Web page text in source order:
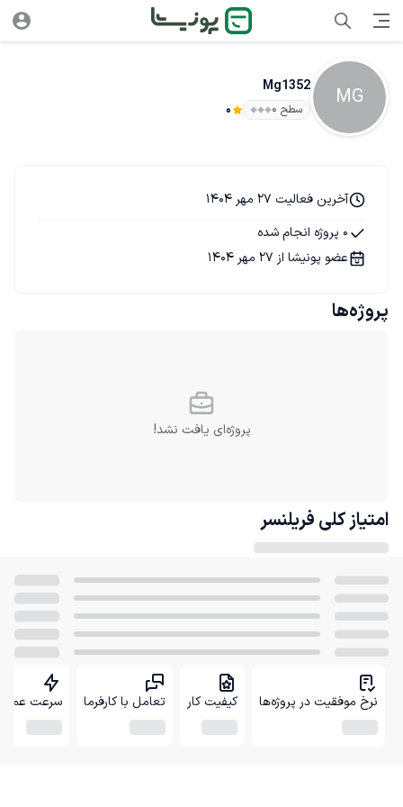
MG
Mg1352
سطح ۰ 0
آخرین فعالیت 27 مهر 1404
0 پروژه انجام شده
عضو پونیشا از 27 مهر 1404
پروژه‌ها
پروژه‌ای یافت نشد!
امتیاز کلی فریلنسر
نرخ موفقیت در پروژه‌ها کیفیت کار تعامل با کارفرما سرعت عمل